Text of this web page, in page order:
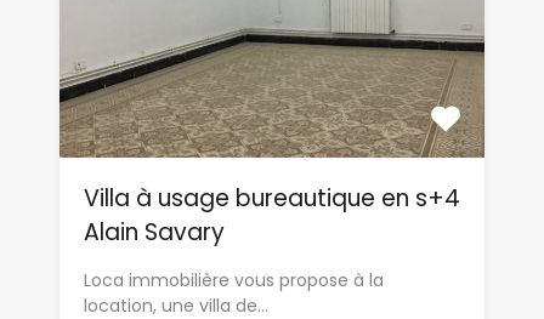
Villa à usage bureautique en s+4
Alain Savary
Loca immobilière vous propose à la
location, une villa de…